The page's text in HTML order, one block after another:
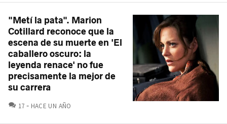
"Metí la pata". Marion
Cotillard reconoce que la
escena de su muerte en 'El
caballero oscuro: la
leyenda renace' no fue
precisamente la mejor de
su carrera
17 COMENTARIOS
HACE UN AÑO